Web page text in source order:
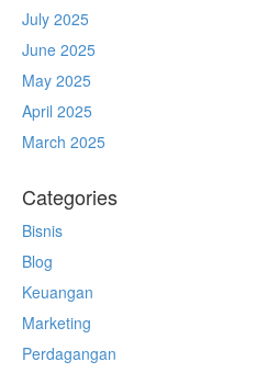
July 2025
June 2025
May 2025
April 2025
March 2025
Categories
Bisnis
Blog
Keuangan
Marketing
Perdagangan